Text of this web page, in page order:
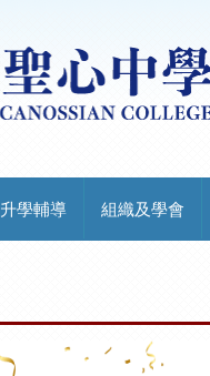
升學輔導 組織及學會